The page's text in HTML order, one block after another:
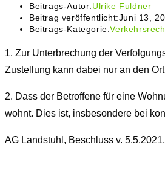
Beitrags-Autor:Ulrike Fuldner
Beitrag veröffentlicht:Juni 13,
Beitrags-Kategorie:
1. Zur Unterbrechung der
Zustellung kann dabei nur an den
2. Dass der Betroffene für eine
wohnt. Dies ist, insbesondere bei
AG Landstuhl, Beschluss v.